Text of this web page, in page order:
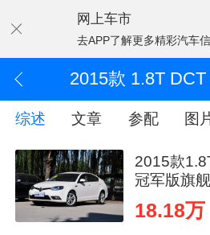
网上车市
去APP了解更多精彩汽车
综述 文章 参配 图
2015款
冠军版旗
18.18万